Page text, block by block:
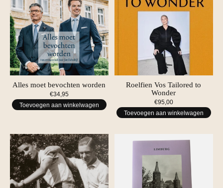
Alles moet bevochten worden
€34,95
Toevoegen aan winkelwagen
Roelfien Vos Tailored to
Wonder
€95,00
Toevoegen aan winkelwagen